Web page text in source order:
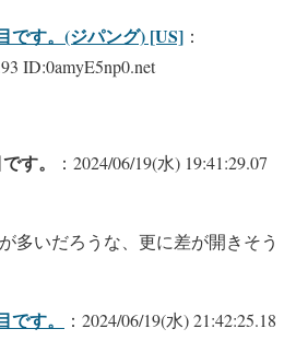
です。(ジパング) [US] ：
ID:0amyE5np0.net
す。
：2024/06/19(水) 19:41:29.07
多いだろうな、更に差が開きそう
す。
：2024/06/19(水) 21:42:25.18